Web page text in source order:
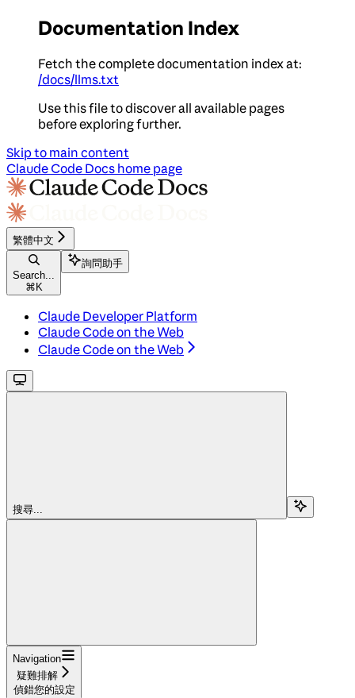
Documentation Index
Fetch the complete documentation index at:
/docs/llms.txt
Use this file to discover all available pages
before exploring further.
Skip to main content
Claude Code Docs home page
繁體中文
Search...
⌘ K
詢問助手
Claude Developer Platform
Claude Code on the Web
Claude Code on the Web
搜尋...
Navigation
疑難排解
偵錯您的設定